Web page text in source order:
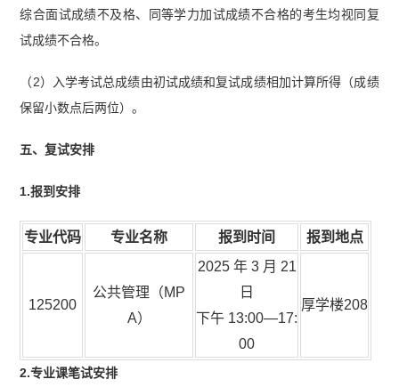
综合面试成绩不及格、同等学力加试成绩不合格的考生均视同复
试成绩不合格。
（2）入学考试总成绩由初试成绩和复试成绩相加计算所得（成绩
保留小数点后两位）。
五、复试安排
1.报到安排
专业代码 专业名称 报到时间 报到地点
125200
公共管理（MP
A）
2025 年 3 月 21
日
下午 13:00—17:
00
厚学楼208
2.专业课笔试安排